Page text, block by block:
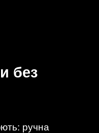
без
ручна